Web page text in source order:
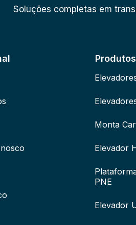
Soluções completas em
Monta
Elevador
PNE
Elevador